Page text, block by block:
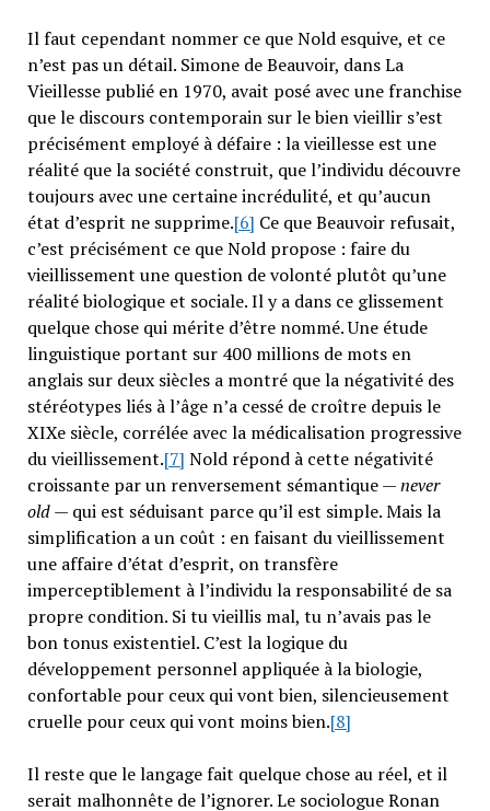
Il faut cependant nommer ce que Nold esquive, et ce
n’est pas un détail. Simone de Beauvoir, dans La
Vieillesse publié en 1970, avait posé avec une franchise
que le discours contemporain sur le bien vieillir s’est
précisément employé à défaire : la vieillesse est une
réalité que la société construit, que l’individu découvre
toujours avec une certaine incrédulité, et qu’aucun
état d’esprit ne supprime.[6] Ce que Beauvoir refusait,
c’est précisément ce que Nold propose : faire du
vieillissement une question de volonté plutôt qu’une
réalité biologique et sociale. Il y a dans ce glissement
quelque chose qui mérite d’être nommé. Une étude
linguistique portant sur 400 millions de mots en
anglais sur deux siècles a montré que la négativité des
stéréotypes liés à l’âge n’a cessé de croître depuis le
XIXe siècle, corrélée avec la médicalisation progressive
du vieillissement.[7] Nold répond à cette négativité
croissante par un renversement sémantique —never
old— qui est séduisant parce qu’il est simple. Mais la
simplification a un coût : en faisant du vieillissement
une affaire d’état d’esprit, on transfère
imperceptiblement à l’individu la responsabilité de sa
propre condition. Si tu vieillis mal, tu n’avais pas le
bon tonus existentiel. C’est la logique du
développement personnel appliquée à la biologie,
confortable pour ceux qui vont bien, silencieusement
cruelle pour ceux qui vont moins bien.[8]
Il reste que le langage fait quelque chose au réel, et il
serait malhonnête de l’ignorer. Le sociologue Ronan